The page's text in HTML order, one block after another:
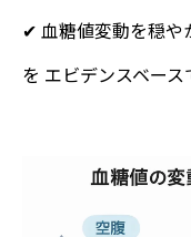
✔ 血糖値変動を穏や
を エビデンスベース